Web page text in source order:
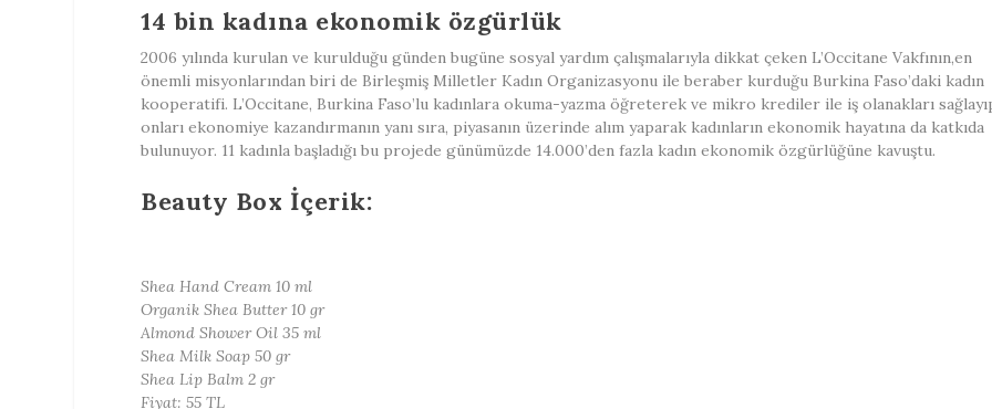
14 bin kadına ekonomik özgürlük
2006 yılında kurulan ve kurulduğu günden bugüne sosyal yardım çalışmalarıyla dikkat çeken L’Occitane Vakfının,en
önemli misyonlarından biri de Birleşmiş Milletler Kadın Organizasyonu ile beraber kurduğu Burkina Faso’daki kadın
kooperatifi. L’Occitane, Burkina Faso’lu kadınlara okuma-yazma öğreterek ve mikro krediler ile iş olanakları
onları ekonomiye kazandırmanın yanı sıra, piyasanın üzerinde alım yaparak kadınların ekonomik hayatına da katkıda
bulunuyor. 11 kadınla başladığı bu projede günümüzde 14.000’den fazla kadın ekonomik özgürlüğüne kavuştu.
Beauty Box İçerik:
Shea Hand Cream 10 ml
Organik Shea Butter 10 gr
Almond Shower Oil 35 ml
Shea Milk Soap 50 gr
Shea Lip Balm 2 gr
Fiyat: 55 TL